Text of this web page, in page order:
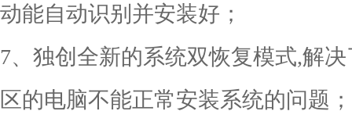
动能自动识别并安装好；
7、独创全新的系统双恢复模式,解
区的电脑不能正常安装系统的问题；